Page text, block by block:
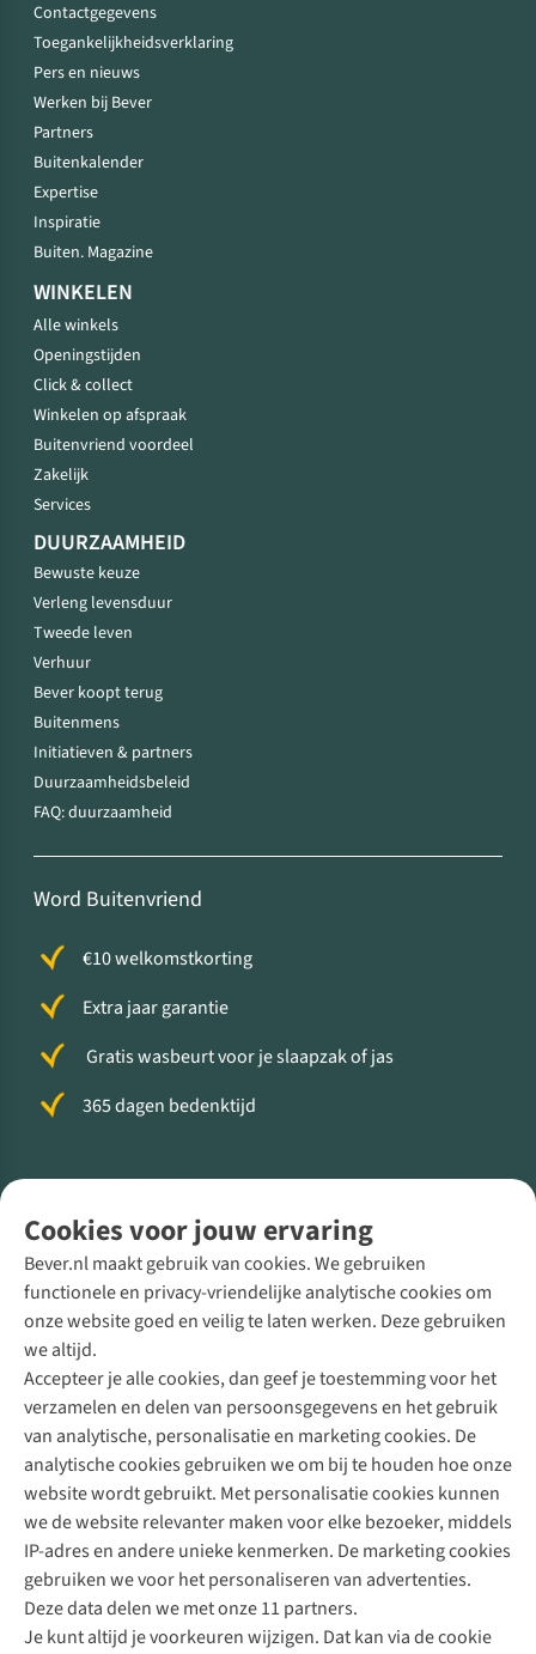
Cookies voor jouw ervaring
Bever.nl maakt gebruik van cookies. We gebruiken
functionele en privacy-vriendelijke analytische cookies om
onze website goed en veilig te laten werken. Deze gebruiken
we altijd.
Accepteer je alle cookies, dan geef je toestemming voor het
verzamelen en delen van persoonsgegevens en het gebruik
van analytische, personalisatie en marketing cookies. De
analytische cookies gebruiken we om bij te houden hoe onze
website wordt gebruikt. Met personalisatie cookies kunnen
we de website relevanter maken voor elke bezoeker, middels
IP-adres en andere unieke kenmerken. De marketing cookies
gebruiken we voor het personaliseren van advertenties.
Deze data delen we met onze 11 partners.
Je kunt altijd je voorkeuren wijzigen. Dat kan via de cookie
Contactgegevens
Toegankelijkheidsverklaring
Pers en nieuws
Werken bij Bever
Partners
Buitenkalender
Expertise
Inspiratie
Buiten. Magazine
WINKELEN
Alle winkels
Openingstijden
Click & collect
Winkelen op afspraak
Buitenvriend voordeel
Zakelijk
Services
DUURZAAMHEID
Bewuste keuze
Verleng levensduur
Tweede leven
Verhuur
Bever koopt terug
Buitenmens
Initiatieven & partners
Duurzaamheidsbeleid
FAQ: duurzaamheid
Word Buitenvriend
€10 welkomstkorting
Extra jaar garantie
Gratis wasbeurt voor je slaapzak of jas
365 dagen bedenktijd
Direct advies van een Buitenexpert
+31 (0)85 888 50 88
+31 6 12 28 49 80
Contactformulier